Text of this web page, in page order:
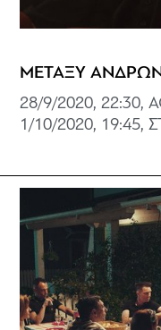
ΜΕΤΑΞΥ ΑΝΔΡΩΝ
28/9/2020, 22:30,
1/10/2020, 19:45,